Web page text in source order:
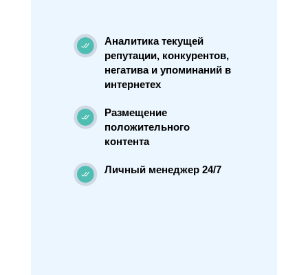
Аналитика текущей
репутации, конкурентов,
негатива и упоминаний в
интернетех
Размещение
положительного
контента
Личный менеджер 24/7